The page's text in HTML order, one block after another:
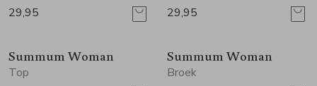
29,95
29,95
Nieuw
Summum Woman
Top
Nieuw
Summum Woman
Broek